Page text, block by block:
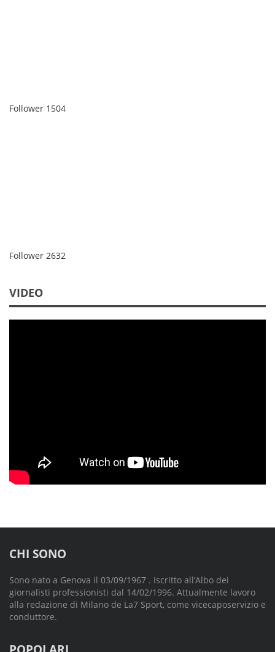
Follower 1504
Follower 2632
VIDEO
CHI SONO
Sono nato a Genova il 03/09/1967 . Iscritto all’Albo dei
giornalisti professionisti dal 14/02/1996. Attualmente lavoro
alla redazione di Milano de La7 Sport, come vicecaposervizio e
conduttore.